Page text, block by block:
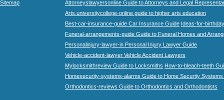
Sitemap
Attorneyslawyersonline Guide to Attorneys and Legal
Arts.universitycollege-online guide to higher arts education
Best-car-insurance-guide Car Insurance Guide Ideas-for-
Funeral-arrangements-guide Guide to Funeral Homes and
Personalinjury-lawyer-in Personal Injury Lawyer Guide
Vehicle-accident-lawyer Vehicle Accident Lawyers
Mylocksmithreview Guide to Locksmiths How-to-bleach-teeth
Homesecurity-systems-alarms Guide to Home Security Systems
Orthodontics-reviews Guide to Orthodontics and Orthodontists